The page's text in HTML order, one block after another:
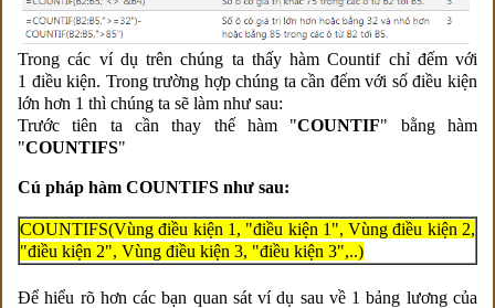
Trong các ví dụ trên chúng ta thấy hàm Countif chỉ đếm với
1 điều kiện. Trong trường hợp chúng ta cần đếm với số điều kiện
lớn hơn 1 thì chúng ta sẽ làm như sau:
Trước tiên ta cần thay thế hàm "COUNTIF" bằng hàm
"COUNTIFS"
Cú pháp hàm COUNTIFS như sau:
COUNTIFS(Vùng điều kiện 1, "điều kiện 1", Vùng điều kiện 2,
"điều kiện 2", Vùng điều kiện 3, "điều kiện 3",..)
Để hiểu rõ hơn các bạn quan sát ví dụ sau về 1 bảng lương của